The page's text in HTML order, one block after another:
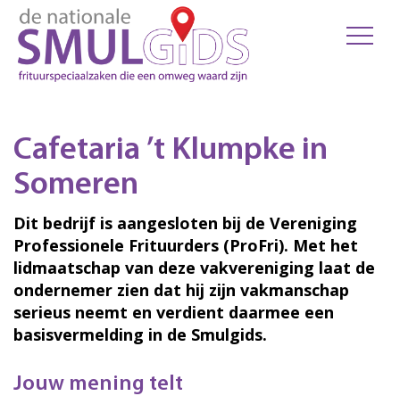
Cafetaria ’t Klumpke in
Someren
Dit bedrijf is aangesloten bij de Vereniging
Professionele Frituurders (ProFri). Met het
lidmaatschap van deze vakvereniging laat de
ondernemer zien dat hij zijn vakmanschap
serieus neemt en verdient daarmee een
basisvermelding in de Smulgids.
Jouw mening telt